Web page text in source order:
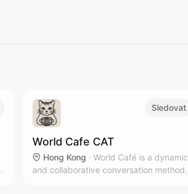
Sledovat
World Cafe CAT
Hong Kong · World Café is a dynamic
and collaborative conversation method